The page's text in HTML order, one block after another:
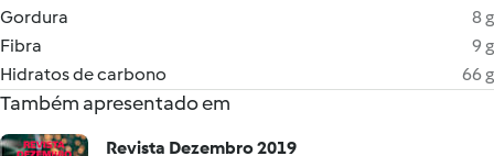
Gordura
8 g
Fibra
9 g
Hidratos de carbono
66 g
Também apresentado em
Revista Dezembro 2019